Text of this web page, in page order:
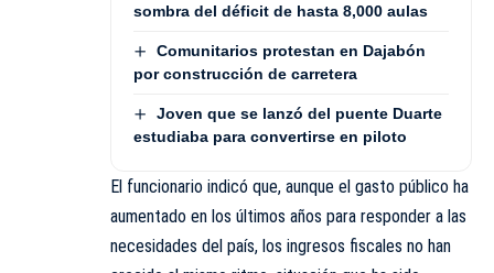
sombra del déficit de hasta 8,000 aulas
Comunitarios protestan en Dajabón
por construcción de carretera
Joven que se lanzó del puente Duarte
estudiaba para convertirse en piloto
El funcionario indicó que, aunque el gasto público ha
aumentado en los últimos años para responder a las
necesidades del país, los ingresos fiscales no han